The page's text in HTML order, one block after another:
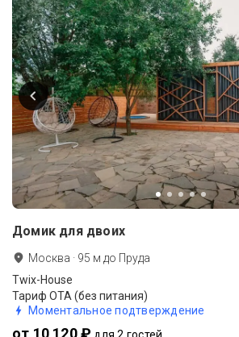
Домик для двоих
Москва · 95 м до Пруда
Twix-House
Тариф ОТА (без питания)
Моментальное подтверждение
от 10 120 ₽ для 2 гостей